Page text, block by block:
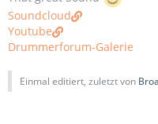
Soundcloud
Youtube
Drummerforum-Galerie
Einmal editiert, zuletzt von